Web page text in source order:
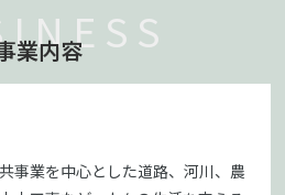
業内容
事業を中心とした道路、河川、農